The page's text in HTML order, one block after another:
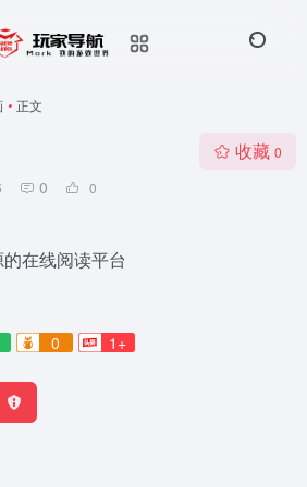
• 正文
0 0
收藏 0
在线阅读平台
0 1+